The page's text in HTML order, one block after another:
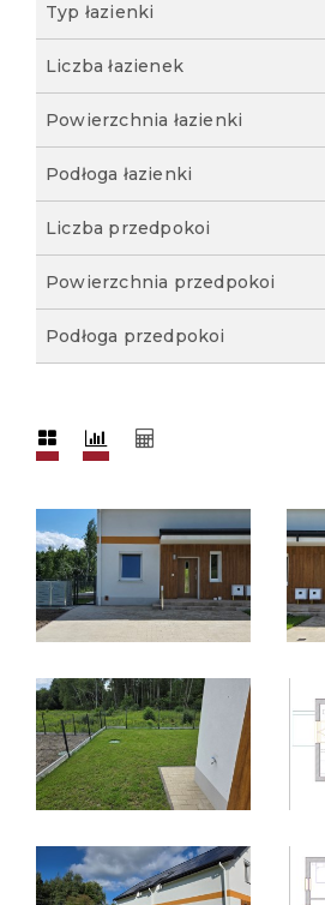
Typ łazienki
Liczba łazienek
Powierzchnia łazienki
Podłoga łazienki
Liczba przedpokoi
Powierzchnia przedpokoi
Podłoga przedpokoi